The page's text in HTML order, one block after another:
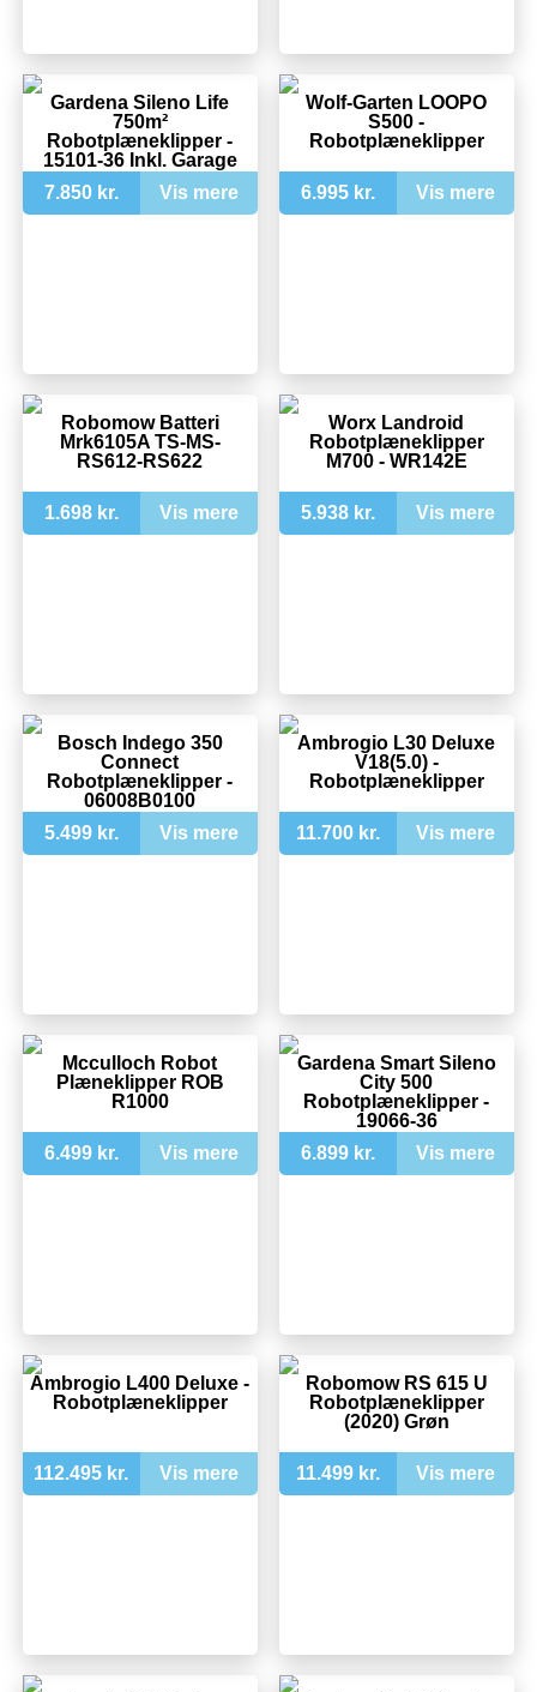
Gardena Sileno Life
750m²
Robotplæneklipper -
15101-36 Inkl. Garage
7.850 kr.
Vis mere
Wolf-Garten LOOPO
S500 -
Robotplæneklipper
6.995 kr. Vis mere
Robomow Batteri
Mrk6105A TS-MS-
RS612-RS622
1.698 kr. Vis mere
Worx Landroid
Robotplæneklipper
M700 - WR142E
5.938 kr. Vis mere
Bosch Indego 350
Connect
Robotplæneklipper -
06008B0100
5.499 kr.
Vis mere
Ambrogio L30 Deluxe
V18(5.0) -
Robotplæneklipper
11.700 kr. Vis mere
Mcculloch Robot
Plæneklipper ROB
R1000
6.499 kr. Vis mere
Gardena Smart Sileno
City 500
Robotplæneklipper -
19066-36
6.899 kr.
Vis mere
Ambrogio L400 Deluxe -
Robotplæneklipper
112.495 kr. Vis mere
Robomow RS 615 U
Robotplæneklipper
(2020) Grøn
11.499 kr. Vis mere